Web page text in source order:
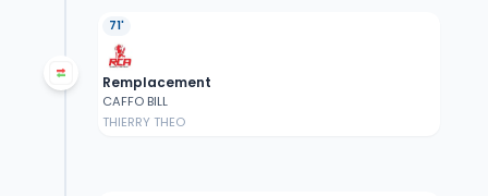
71'
Remplacement
CAFFO BILL
THIERRY THEO